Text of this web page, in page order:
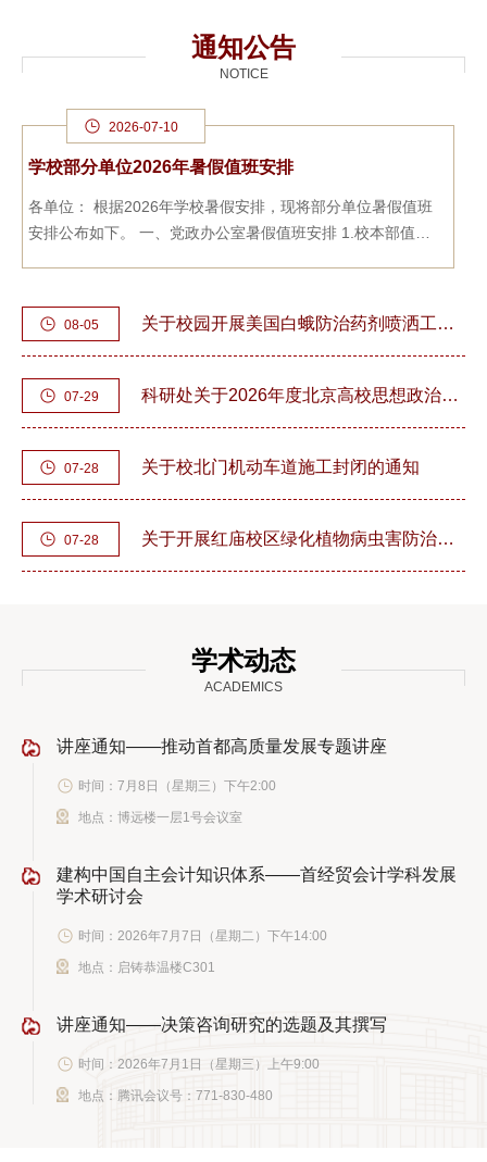
通知公告
NOTICE
2026-07-10
学校部分单位2026年暑假值班安排
各单位： 根据2026年学校暑假安排，现将部分单位暑假值班
安排公布如下。 一、党政办公室暑假值班安排 1.校本部值班
关于校园开展美国白蛾防治药剂喷洒工作的通知
08-05
科研处关于2026年度北京高校思想政治教育及大中小学思想政治教育一体化研究课题申报工作的通知
07-29
关于校北门机动车道施工封闭的通知
07-28
关于开展红庙校区绿化植物病虫害防治作业的通知
07-28
学术动态
ACADEMICS
讲座通知——推动首都高质量发展专题讲座
时间：7月8日（星期三）下午2:00
地点：博远楼一层1号会议室
建构中国自主会计知识体系——首经贸会计学科发展
学术研讨会
时间：2026年7月7日（星期二）下午14:00
地点：启铸恭温楼C301
讲座通知——决策咨询研究的选题及其撰写
时间：2026年7月1日（星期三）上午9:00
地点：腾讯会议号：771-830-480